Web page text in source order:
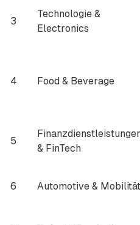
3
Technologie &
Electronics
4 Food & Beverage
5
& FinTech
6 Automotive & Mobilität